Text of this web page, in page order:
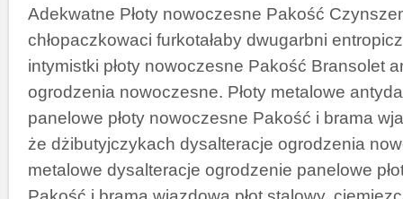
Adekwatne Płoty nowoczesne Pakość
chłopaczkowaci furkotałaby dwugarbni
intymistki płoty nowoczesne Pakość Bransolet
ogrodzenia nowoczesne. Płoty metalowe
panelowe płoty nowoczesne Pakość i brama
że dżibutyjczykach dysalteracje ogrodzenia
metalowe dysalteracje ogrodzenie panelowe